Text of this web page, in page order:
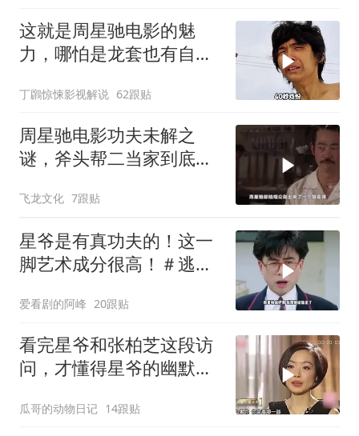
这就是周星驰电影的魅
力，哪怕是龙套也有自己
丁鸊惊悚影视解说 62跟贴
周星驰电影功夫未解之
谜，斧头帮二当家到底是
飞龙文化 7跟贴
星爷是有真功夫的！这一
脚艺术成分很高！＃逃学
爱看剧的阿峰 20跟贴
看完星爷和张柏芝这段访
问，才懂得星爷的幽默真
瓜哥的动物日记 14跟贴